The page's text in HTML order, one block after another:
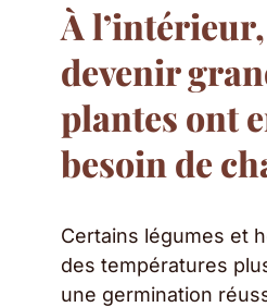
À
devenir
plantes ont
besoin de
Certains légumes et
des températures
une germination